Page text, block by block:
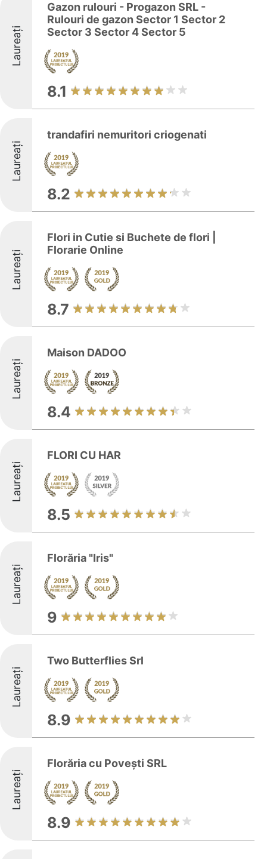
Laureați
Gazon rulouri - Progazon SRL -
Rulouri de gazon Sector 1 Sector 2
Sector 3 Sector 4 Sector 5
8.1
Laureați
trandafiri nemuritori criogenati
8.2
Laureați
Flori in Cutie si Buchete de flori |
Florarie Online
8.7
Laureați
Maison DADOO
8.4
Laureați
FLORI CU HAR
8.5
Laureați
Florăria "Iris"
9
Laureați
Two Butterflies Srl
8.9
Laureați
Florăria cu Povești SRL
8.9